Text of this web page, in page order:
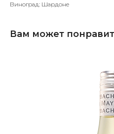
Виноград: Шардоне
Вам может